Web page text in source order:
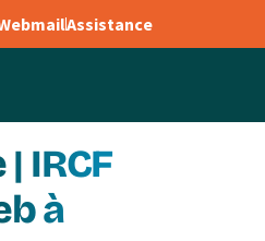
Assistance
IRCF
à